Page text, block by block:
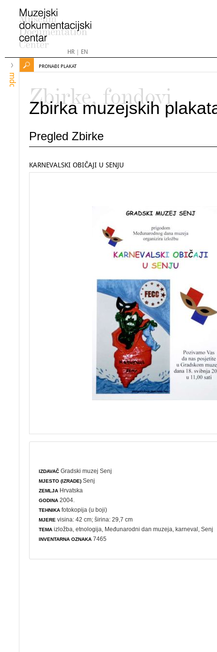
HR| EN
mdc
PRONAĐI PLAKAT
Zbirke, fondovi
Zbirka muzejskih
Pregled Zbirke
KARNEVALSKI OBIČAJI U SENJU
IZDAVAČ Gradski muzej Senj
MJESTO (IZRADE) Senj
ZEMLJA Hrvatska
GODINA 2004.
TEHNIKA fotokopija (u boji)
MJERE visina: 42 cm; širina: 29,7 cm
TEMA izložba ,etnologija Međunarodni dan muzeja ,karneval , Senj
INVENTARNA OZNAKA 7465